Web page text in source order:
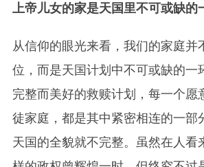
上帝儿女的家是天国里不可或缺的
从信仰的眼光来看，我们的家庭并
位，而是天国计划中不可或缺的一
完整而美好的救赎计划，每一个愿
徒家庭，都是其中紧密相连的一部
天国的全貌就不完整。虽然在人看